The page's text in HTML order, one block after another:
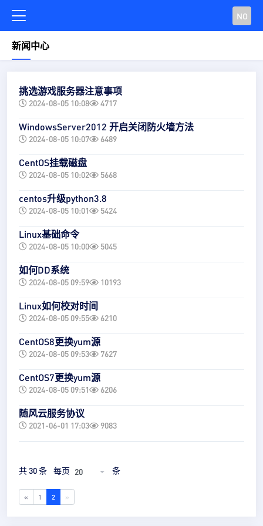
NO
新闻中心
挑选游戏服务器注意事项
2024-08-05 10:08 4717
WindowsServer2012 开启关闭防火墙方法
2024-08-05 10:07 6489
CentOS挂载磁盘
2024-08-05 10:02 5668
centos升级python3.8
2024-08-05 10:01 5424
Linux基础命令
2024-08-05 10:00 5045
如何DD系统
2024-08-05 09:59 10193
Linux如何校对时间
2024-08-05 09:55 6210
CentOS8更换yum源
2024-08-05 09:53 7627
CentOS7更换yum源
2024-08-05 09:51 6206
随风云服务协议
2021-06-01 17:03 9083
共 30 条 每页 20 条
« 1 2 »